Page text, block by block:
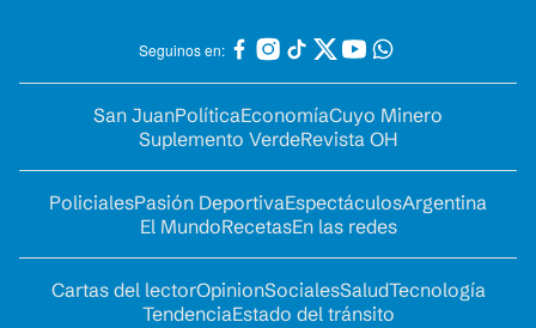
Seguinos en:
San JuanPolíticaEconomíaCuyo Minero
Suplemento VerdeRevista OH
PolicialesPasión DeportivaEspectáculosArgentina
El MundoRecetasEn las redes
Cartas del lectorOpinionSocialesSaludTecnología
TendenciaEstado del tránsito